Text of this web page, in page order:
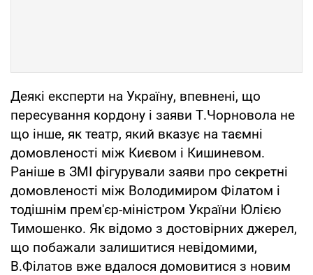
Деякі експерти на Україну, впевнені, що
пересування кордону і заяви Т.Чорновола не
що інше, як театр, який вказує на таємні
домовленості між Києвом і Кишиневом.
Раніше в ЗМІ фігурували заяви про секретні
домовленості між Володимиром Філатом і
тодішнім прем'єр-міністром України Юлією
Тимошенко. Як відомо з достовірних джерел,
що побажали залишитися невідомими,
В.Філатов вже вдалося домовитися з новим